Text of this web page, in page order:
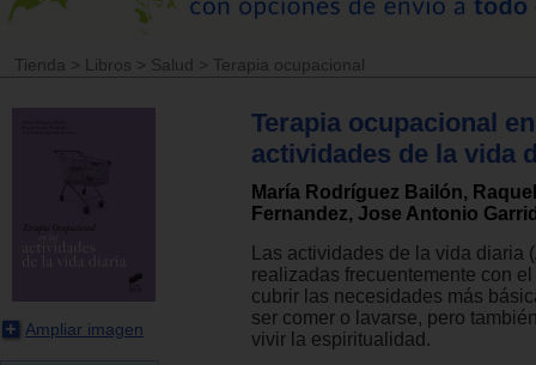
Tienda > Libros > Salud > Terapia ocupacional
Ampliar imagen
Terapia ocupacional
actividades de la vida
María Rodríguez Bailón,
Fernandez, Jose Antonio
Las actividades de la vida diaria
realizadas frecuentemente con
cubrir las necesidades más
ser comer o lavarse, pero
vivir la espiritualidad.